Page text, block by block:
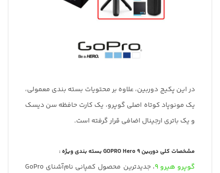
در این پکیج دوربین، علاوه بر محتویات بسته بندی معمولی،
یک مونوپاد کوتاه اصلی گوپرو، یک کارت حافظه سن دیسک
و یک باتری ارجینال اضافی قرار گرفته است.
مشخصات کلی دوربین GOPRO Hero 9 بسته بندی ویژه :
گوپرو هیرو 9
، جدید‌ترین محصول کمپانی نام‌آشنای GoPro